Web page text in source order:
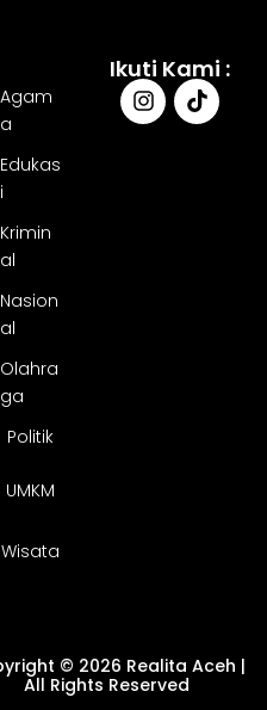
Agam
a
Edukas
i
Krimin
al
Nasion
al
Olahra
ga
Politik
UMKM
Wisata
Ikuti Kami :
© 2026 Realita Aceh |
All Rights Reserved